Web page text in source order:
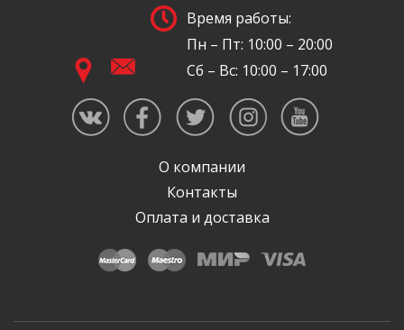
Время работы:
Пн – Пт: 10:00 – 20:00
Сб – Вс: 10:00 – 17:00
О компании
Контакты
Оплата и доставка